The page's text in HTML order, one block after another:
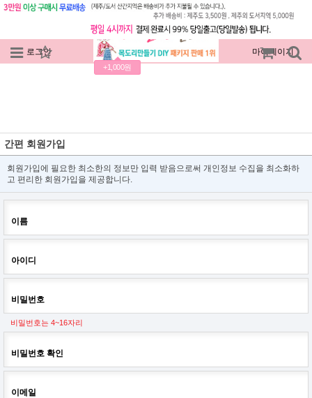
로그인 회원가입
+1,000원
주문조회 마이페이지
간편 회원가입
회원가입에 필요한 최소한의 정보만 입력 받음으로써 개인정보 수집을 최소화하
고 편리한 회원가입을 제공합니다.
이름
아이디
비밀번호
비밀번호는 4~16자리
비밀번호 확인
이메일